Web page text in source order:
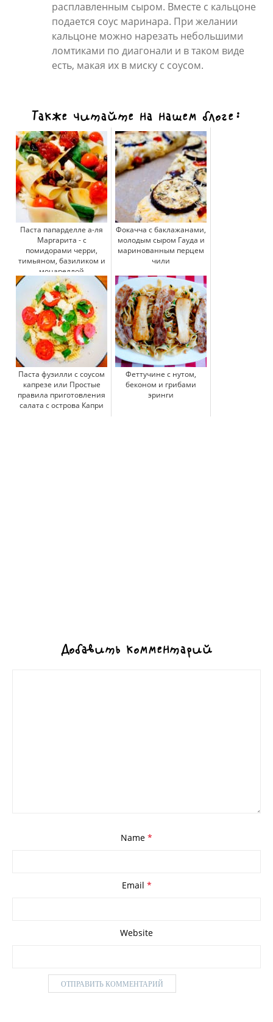
расплавленным сыром. Вместе с кальцоне
подается соус маринара. При желании
кальцоне можно нарезать небольшими
ломтиками по диагонали и в таком виде
есть, макая их в миску с соусом.
Также читайте на нашем блоге:
Паста папарделле а-ля
Маргарита - с
помидорами черри,
тимьяном, базиликом и
моцареллой
Фокачча с баклажанами,
молодым сыром Гауда и
маринованным перцем
чили
Паста фузилли с соусом
капрезе или Простые
правила приготовления
салата с острова Капри
Феттучине с нутом,
беконом и грибами
эринги
Добавить комментарий
Name *
Email *
Website